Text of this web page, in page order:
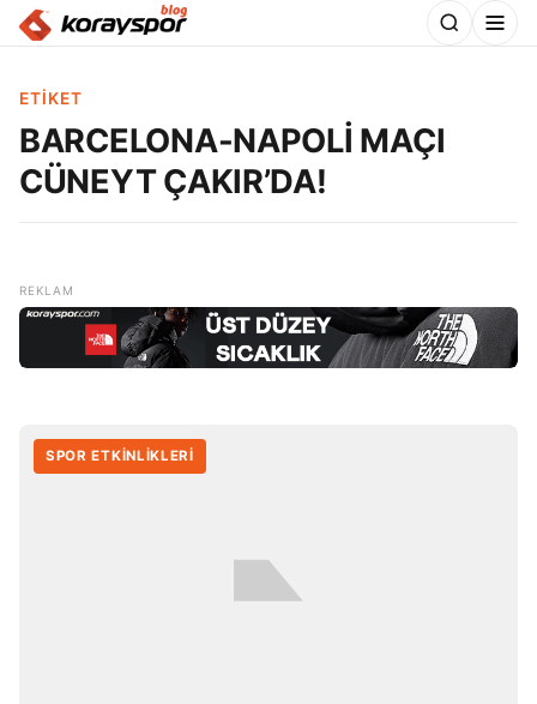
ETIKET
BARCELONA-NAPOLİ MAÇI
CÜNEYT ÇAKIR’DA!
SPOR ETKİNLİKLERİ